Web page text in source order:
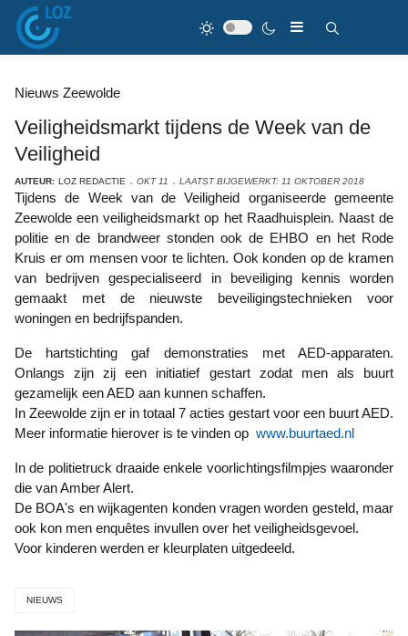
Nieuws Zeewolde
Veiligheidsmarkt tijdens de Week van de
Veiligheid
AUTEUR: LOZ REDACTIE OKT 11 LAATST BIJGEWERKT: 11 OKTOBER 2018
Tijdens de Week van de Veiligheid organiseerde gemeente
Zeewolde een veiligheidsmarkt op het Raadhuisplein. Naast de
politie en de brandweer stonden ook de EHBO en het Rode
Kruis er om mensen voor te lichten. Ook konden op de kramen
van bedrijven gespecialiseerd in beveiliging kennis worden
gemaakt met de nieuwste beveiligingstechnieken voor
woningen en bedrijfspanden.
De hartstichting gaf demonstraties met AED-apparaten.
Onlangs zijn zij een initiatief gestart zodat men als buurt
gezamelijk een AED aan kunnen schaffen.
In Zeewolde zijn er in totaal 7 acties gestart voor een buurt AED.
Meer informatie hierover is te vinden op www.buurtaed.nl
In de politietruck draaide enkele voorlichtingsfilmpjes waaronder
die van Amber Alert.
De BOA's en wijkagenten konden vragen worden gesteld, maar
ook kon men enquêtes invullen over het veiligheidsgevoel.
Voor kinderen werden er kleurplaten uitgedeeld.
NIEUWS